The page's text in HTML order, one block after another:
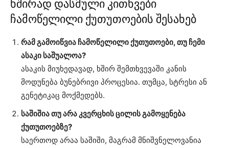
ხშირად დასმული კითხვები
ჩამოწელილი ქუთუთოების შესახებ
რამ გამოიწვია ჩამოწელილი ქუთუთოები, თუ ჩემი
ასაკი საშუალოა?
ასაკის მიუხედავად, ხშირ შემთხვევაში კანის
მოდუნება ბუნებრივი პროცესია. თუმცა, სტრესი ან
გენეტიკაც მოქმედებს.
საშიშია თუ არა კვერცხის ცილის გამოყენება
ქუთუთოებზე?
საერთოდ არაა საშიში, მაგრამ მნიშვნელოვანია